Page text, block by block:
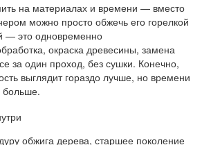
на материалах и времени — вместо
можно просто обжечь его горелкой
— это одновременно
окраска древесины, замена
за один проход, без сушки. Конечно,
выглядит гораздо лучше, но времени
больше.
обжига дерева, старшее поколение